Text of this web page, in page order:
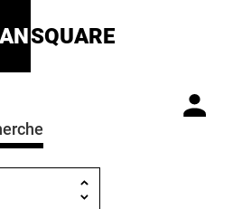
SQUARE